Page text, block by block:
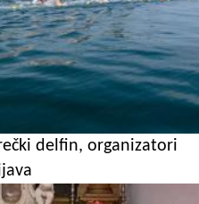
delfin, organizatori